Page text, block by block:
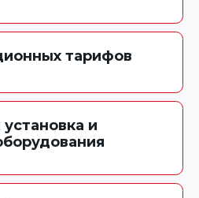
тарифов
и